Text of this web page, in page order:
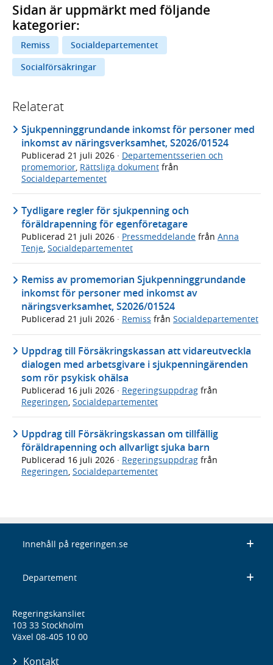
Sidan är uppmärkt med följande
kategorier:
Remiss
Socialdepartementet
Socialförsäkringar
Relaterat
Sjukpenninggrundande inkomst för personer med
inkomst av näringsverksamhet, S2026/01524
Publicerad 21 juli 2026 · Departementsserien och
promemorior, Rättsliga dokument från
Socialdepartementet
Tydligare regler för sjukpenning och
föräldrapenning för egenföretagare
Publicerad 21 juli 2026 · Pressmeddelande från Anna
Tenje Socialdepartementet
Remiss av promemorian Sjukpenninggrundande
inkomst för personer med inkomst av
näringsverksamhet, S2026/01524
Publicerad 21 juli 2026 · Remiss från Socialdepartementet
Uppdrag till Försäkringskassan att vidareutveckla
dialogen med arbetsgivare i sjukpenningärenden
som rör psykisk ohälsa
Publicerad 16 juli 2026 · Regeringsuppdrag från
Regeringen, Socialdepartementet
Uppdrag till Försäkringskassan om tillfällig
föräldrapenning och allvarligt sjuka barn
Publicerad 16 juli 2026 · Regeringsuppdrag från
Regeringen Socialdepartementet
Innehåll på regeringen.se
Departement
Regeringskansliet
103 33 Stockholm
Växel 08-405 10 00
Kontakt